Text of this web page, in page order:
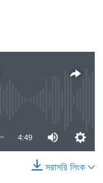
4:49
সরাসরি লিংক